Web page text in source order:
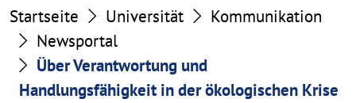
Startseite Universität
Kommunikation
Newsportal
Über Verantwortung und
Handlungsfähigkeit in der ökologischen Krise